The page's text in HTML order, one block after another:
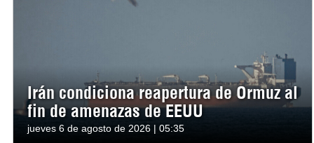
Irán condiciona reapertura de Ormuz al
fin de amenazas de EEUU
jueves 6 de agosto de 2026 | 05:35